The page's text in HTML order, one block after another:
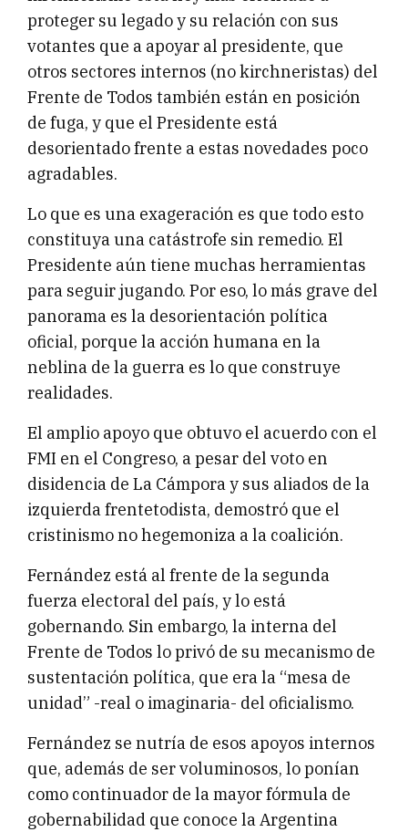
proteger su legado y su relación con sus
votantes que a apoyar al presidente, que
otros sectores internos (no kirchneristas) del
Frente de Todos también están en posición
de fuga, y que el Presidente está
desorientado frente a estas novedades poco
agradables.
Lo que es una exageración es que todo esto
constituya una catástrofe sin remedio. El
Presidente aún tiene muchas herramientas
para seguir jugando. Por eso, lo más grave del
panorama es la desorientación política
oficial, porque la acción humana en la
neblina de la guerra es lo que construye
realidades.
El amplio apoyo que obtuvo el acuerdo con el
FMI en el Congreso, a pesar del voto en
disidencia de La Cámpora y sus aliados de la
izquierda frentetodista, demostró que el
cristinismo no hegemoniza a la coalición.
Fernández está al frente de la segunda
fuerza electoral del país, y lo está
gobernando. Sin embargo, la interna del
Frente de Todos lo privó de su mecanismo de
sustentación política, que era la “mesa de
unidad” -real o imaginaria- del oficialismo.
Fernández se nutría de esos apoyos internos
que, además de ser voluminosos, lo ponían
como continuador de la mayor fórmula de
gobernabilidad que conoce la Argentina